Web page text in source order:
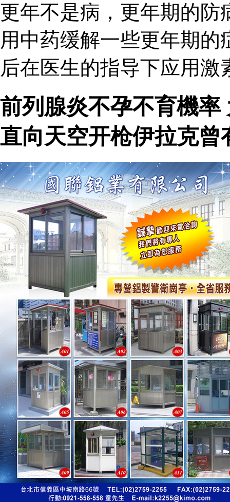
更年不是病，更年期的防
用中药缓解一些更年期
后在医生的指导下应用激
前列腺炎不孕不育機
直向天空开枪伊拉克